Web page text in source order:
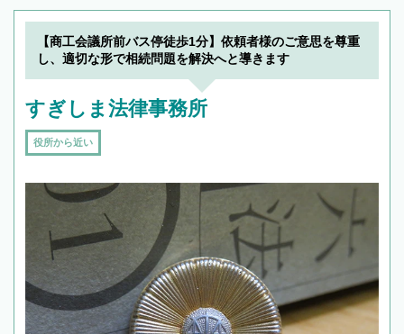
【商工会議所前バス停徒歩1分】依頼者様のご意思を尊重
し、適切な形で相続問題を解決へと導きます
すぎしま法律事務所
役所から近い